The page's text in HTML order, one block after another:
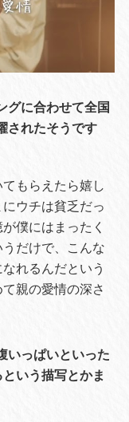
グに合わせて全国
されたそうです
もらえたら嬉し
ウチは貧乏だっ
僕にはまったく
だけで、こんな
れるんだという
親の愛情の深さ
いっぱいといった
いう描写とかま